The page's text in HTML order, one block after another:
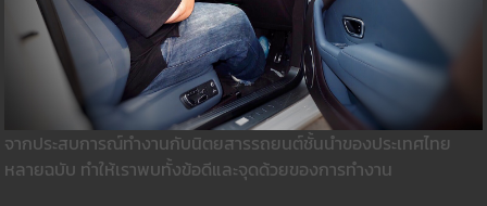
จากประสบการณ์ทำงานกับนิตยสารรถยนต์ชั้นนำของประเทศไทย
หลายฉบับ ทำให้เราพบทั้งข้อดีและจุดด้วยของการทำงาน